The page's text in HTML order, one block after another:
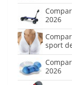
2026
sport
2026